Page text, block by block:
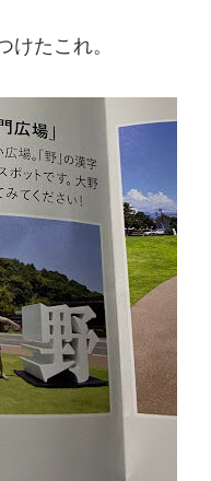
けたこれ。